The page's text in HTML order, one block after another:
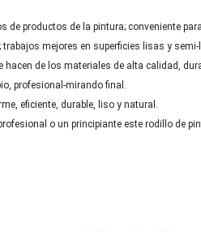
de productos de la pintura; conveniente
trabajos mejores en superficies lisas y
hacen de los materiales de alta calidad,
profesional-mirando final.
eficiente, durable, liso y natural.
o un principiante este rodillo de